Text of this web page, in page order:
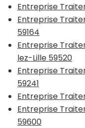
Entreprise
Entreprise
59164
Entreprise
lez-Lille 59520
Entreprise
59241
Entreprise
Entreprise
59600